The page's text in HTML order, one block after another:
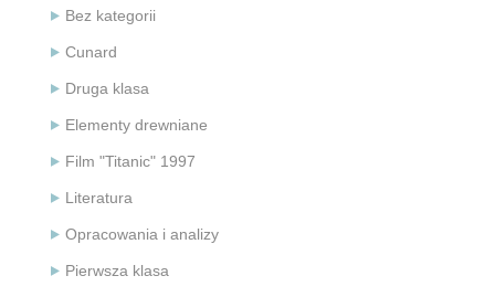
Bez kategorii
Cunard
Druga klasa
Elementy drewniane
Film "Titanic" 1997
Literatura
Opracowania i analizy
Pierwsza klasa